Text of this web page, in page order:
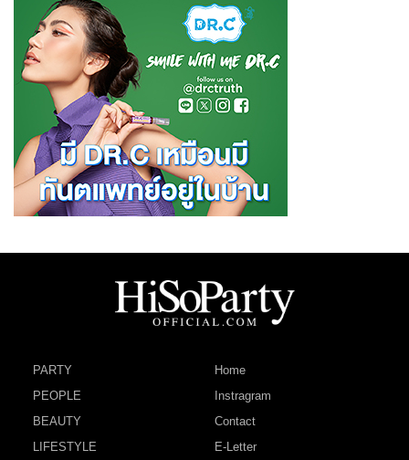
PARTY
PEOPLE
BEAUTY
LIFESTYLE
Home
Instragram
Contact
E-Letter